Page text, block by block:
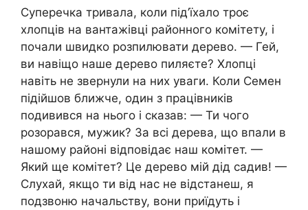
Суперечка тривала, коли під’їхало троє
хлопців на вантажівці районного комітету, і
почали швидко розпилювати дерево. — Гей,
ви навіщо наше дерево пиляєте? Хлопці
навіть не звернули на них уваги. Коли Семен
підійшов ближче, один з працівників
подивився на нього і сказав: — Ти чого
розорався, мужик? За всі дерева, що впали в
нашому районі відповідає наш комітет. —
Який ще комітет? Це дерево мій дід садив! —
Слухай, якщо ти від нас не відстанеш, я
подзвоню начальству, вони приїдуть і